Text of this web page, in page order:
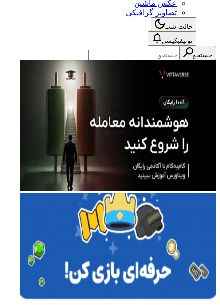
عکس ماشین
تصاویر گرافیکی
حالت شب
نوتیفیکیشن
جستجو